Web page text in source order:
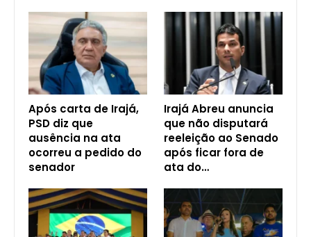
Após carta de Irajá,
PSD diz que
ausência na ata
ocorreu a pedido do
senador
Irajá Abreu anuncia
que não disputará
reeleição ao Senado
após ficar fora de
ata do…